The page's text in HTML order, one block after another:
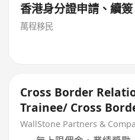
香港身分證申請、續
萬程移民
Cross Border
Trainee/ Cross
Manager
WallStone Partners &